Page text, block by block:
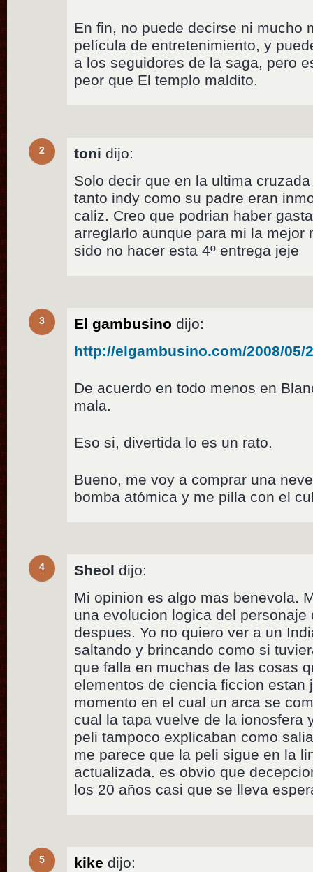
En fin, no puede decirse ni mucho
película de entretenimiento, y
a los seguidores de la saga, pero
peor que El templo maldito.
2 toni dijo:
Solo decir que en la ultima
tanto indy como su padre eran
caliz. Creo que podrian haber
arreglarlo aunque para mi la mejor
sido no hacer esta 4º entrega jeje
3 El gambusino dijo:
http://elgambusino.com/2008/05/
De acuerdo en todo menos en
mala.
Eso si, divertida lo es un rato.
Bueno, me voy a comprar una
bomba atómica y me pilla con el
4 Sheol dijo:
Mi opinion es algo mas benevola.
una evolucion logica del personaje
despues. Yo no quiero ver a un
saltando y brincando como si
que falla en muchas de las cosas
elementos de ciencia ficcion estan
momento en el cual un arca se
cual la tapa vuelve de la ionosfera
peli tampoco explicaban como
me parece que la peli sigue en la
actualizada. es obvio que
los 20 años casi que se lleva
5 kike dijo: